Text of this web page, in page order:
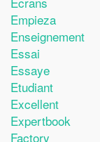
Empieza
Enseignement
Essai
Essaye
Etudiant
Excellent
Expertbook
Factory